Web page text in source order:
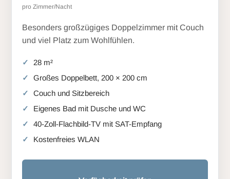
pro Zimmer/Nacht
Besonders großzügiges Doppelzimmer mit Couch
und viel Platz zum Wohlfühlen.
28 m²
Großes Doppelbett, 200 × 200 cm
Couch und Sitzbereich
Eigenes Bad mit Dusche und WC
40-Zoll-Flachbild-TV mit SAT-Empfang
Kostenfreies WLAN